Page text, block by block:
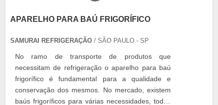
APARELHO PARA BAÚ FRIGORÍFICO
SAMURAI REFRIGERAÇÃO / SÃO PAULO - SP
No ramo de transporte de produtos que
necessitam de refrigeração o aparelho para baú
frigorífico é fundamental para a qualidade e
conservação dos mesmos. No mercado, existem
baús frigoríficos para várias necessidades, todos